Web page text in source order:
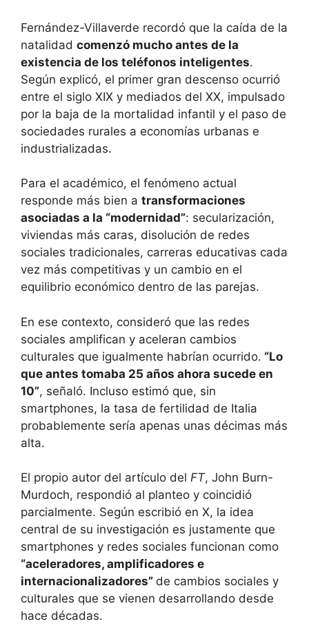
Fernández-Villaverde recordó que la caída de la
natalidad comenzó mucho antes de la
existencia de los teléfonos inteligentes.
Según explicó, el primer gran descenso ocurrió
entre el siglo XIX y mediados del XX, impulsado
por la baja de la mortalidad infantil y el paso de
sociedades rurales a economías urbanas e
industrializadas.
Para el académico, el fenómeno actual
responde más bien a transformaciones
asociadas a la “modernidad”: secularización,
viviendas más caras, disolución de redes
sociales tradicionales, carreras educativas cada
vez más competitivas y un cambio en el
equilibrio económico dentro de las parejas.
En ese contexto, consideró que las redes
sociales amplifican y aceleran cambios
culturales que igualmente habrían ocurrido. “Lo
que antes tomaba 25 años ahora sucede en
10”, señaló. Incluso estimó que, sin
smartphones, la tasa de fertilidad de Italia
probablemente sería apenas unas décimas más
alta.
El propio autor del artículo del FT, John Burn-
Murdoch, respondió al planteo y coincidió
parcialmente. Según escribió en X, la idea
central de su investigación es justamente que
smartphones y redes sociales funcionan como
“aceleradores, amplificadores e
internacionalizadores” de cambios sociales y
culturales que se vienen desarrollando desde
hace décadas.